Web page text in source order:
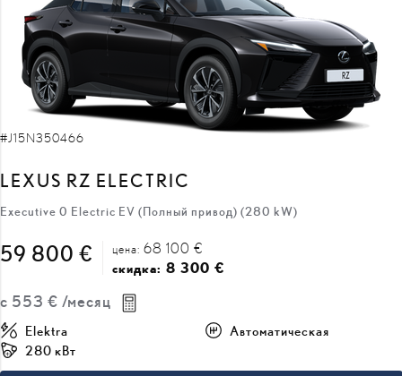
#J15N350466
LEXUS RZ ELECTRIC
Executive 0 Electric EV (Полный привод) (280 kW)
59 800 € цена: 68 100 €
скидка: 8 300 €
с 553 € /месяц
Elektra
Автоматическая
280 кВт